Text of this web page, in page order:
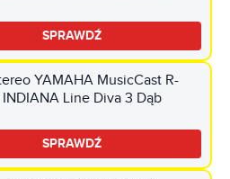
SPRAWDŹ
YAMAHA MusicCast R-
Line Diva 3 Dąb
SPRAWDŹ